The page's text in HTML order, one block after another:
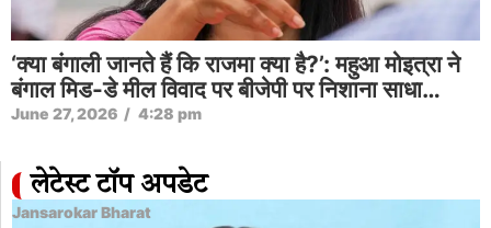
‘क्या बंगाली जानते हैं कि राजमा क्या है?’: महुआ मोइत्रा ने
बंगाल मिड-डे मील विवाद पर बीजेपी पर निशाना साधा…
June 27, 2026 / 4:28 pm
लेटेस्ट टॉप अपडेट
Jansarokar Bharat